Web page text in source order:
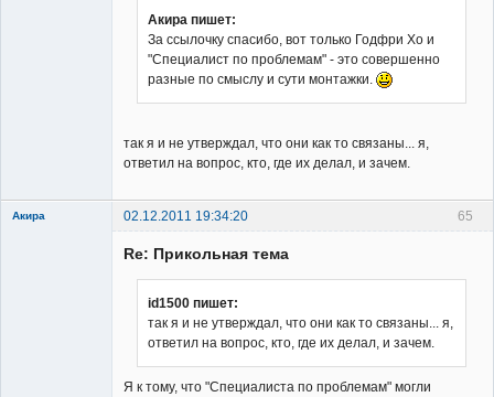
Акира пишет:
За ссылочку спасибо, вот только Годфри Хо и
"Специалист по проблемам" - это совершенно
разные по смыслу и сути монтажки.
так я и не утверждал, что они как то связаны... я,
ответил на вопрос, кто, где их делал, и зачем.
65
Акира 02.12.2011 19:34:20
Re: Прикольная тема
id1500 пишет:
так я и не утверждал, что они как то связаны... я,
ответил на вопрос, кто, где их делал, и зачем.
Я к тому, что "Специалиста по проблемам" могли